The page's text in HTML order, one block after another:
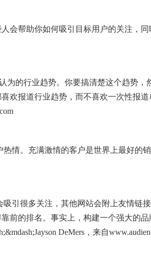
会帮助你如何吸引目标用户的关注，同
为的行业趋势。你要搞清楚这个趋势，
欢报道行业趋势，而不喜欢一次性报道
情。充满激情的客户是世界上最好的销
引很多关注，其他网站会附上友情链
前的排名。事实上，构建一个强大的
DeMers，来自